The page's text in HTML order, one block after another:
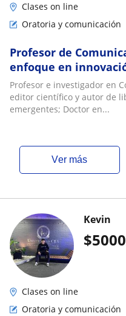
Clases on line
Oratoria y comunicación
Profesor de
enfoque en
Profesor e investigador en
editor científico y autor de
emergentes; Doctor en...
ver más
$5000
Kevin
Clases on line
Oratoria y comunicación